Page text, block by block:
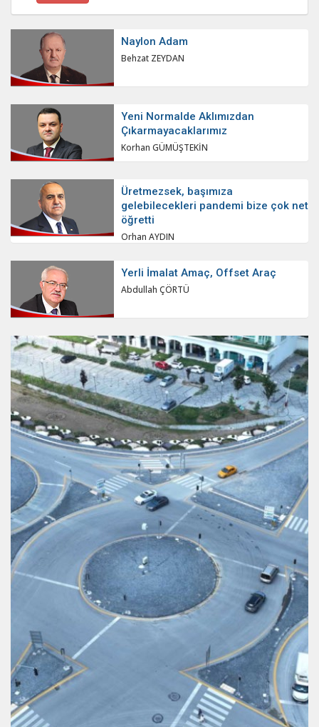
Naylon Adam
Behzat ZEYDAN
Yeni Normalde Aklımızdan
Çıkarmayacaklarımız
Korhan GÜMÜŞTEKİN
Üretmezsek, başımıza
gelebilecekleri pandemi bize çok net
öğretti
Orhan AYDIN
Yerli İmalat Amaç, Offset Araç
Abdullah ÇÖRTÜ